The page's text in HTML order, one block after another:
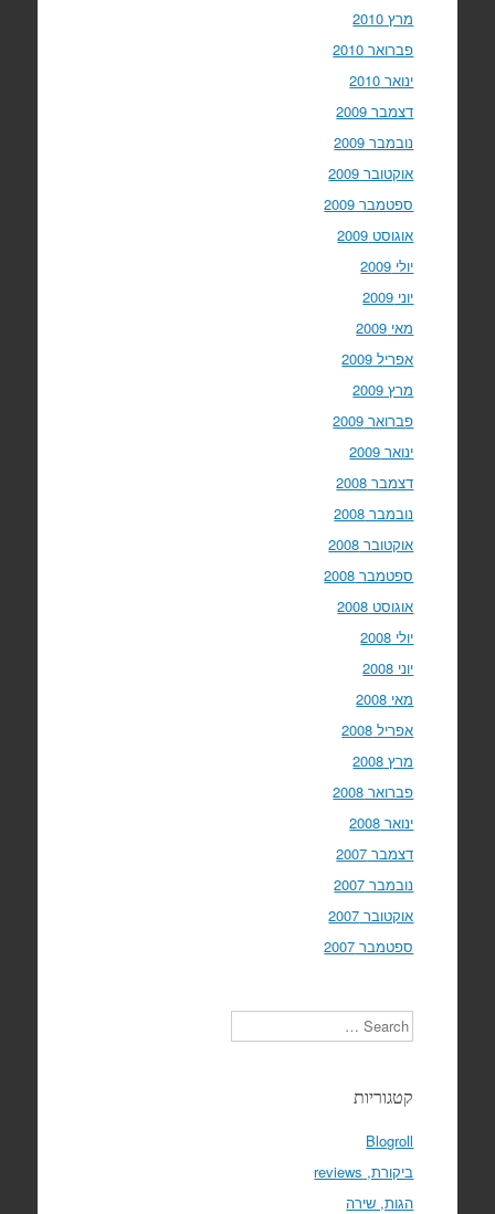
מרץ 2010
פברואר 2010
ינואר 2010
דצמבר 2009
נובמבר 2009
אוקטובר 2009
ספטמבר 2009
אוגוסט 2009
יולי 2009
יוני 2009
מאי 2009
אפריל 2009
מרץ 2009
פברואר 2009
ינואר 2009
דצמבר 2008
נובמבר 2008
אוקטובר 2008
ספטמבר 2008
אוגוסט 2008
יולי 2008
יוני 2008
מאי 2008
אפריל 2008
מרץ 2008
פברואר 2008
ינואר 2008
דצמבר 2007
נובמבר 2007
אוקטובר 2007
ספטמבר 2007
Search
קטגוריות
Blogroll
ביקורת, reviews
הגות, שירה